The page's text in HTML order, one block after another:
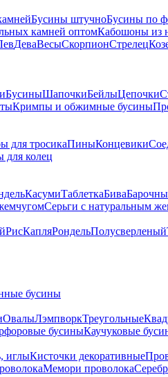
Бусины штучноБусины по
камней оптомКабошоны из
ДеваВесыСкорпионСтрелец
БусиныШапочкиБейлыЦепочки
Кримпы и обжимные бусины
для тросикаПиныКонцевики
для колец
КасумиТаблеткаБива
Серьги с натуральным
РисКапляРондельПолусверленый
бусины
ОвалыЛэмпворкТреугольные
бусиныКаучуковые
иглыКисточки декоративные
Мемори проволока